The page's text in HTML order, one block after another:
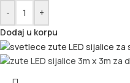
-
+
Dodaj u korpu